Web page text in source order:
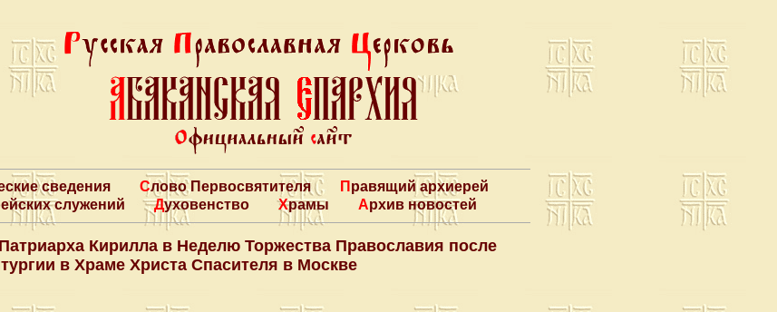
сведения Слово Первосвятителя
Правящий архиерей
служений
Духовенство Храмы Архив новостей
Кирилла в Неделю Торжества Православия после
в Храме Христа Спасителя в Москве